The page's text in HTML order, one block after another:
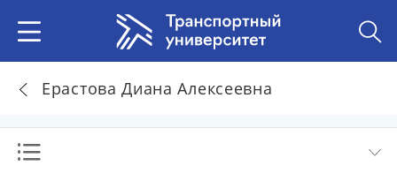
Ерастова Диана Алексеевна